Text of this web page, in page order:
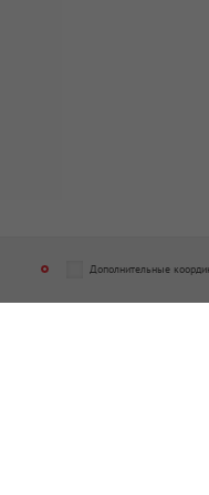
Дополнительные